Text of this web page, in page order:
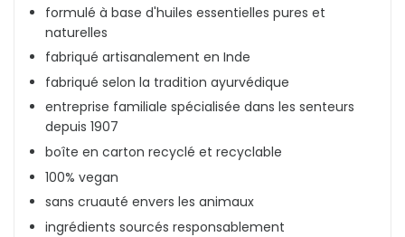
formulé à base d'huiles essentielles pures et
naturelles
fabriqué artisanalement en Inde
fabriqué selon la tradition ayurvédique
entreprise familiale spécialisée dans les senteurs
depuis 1907
boîte en carton recyclé et recyclable
100% vegan
sans cruauté envers les animaux
ingrédients sourcés responsablement